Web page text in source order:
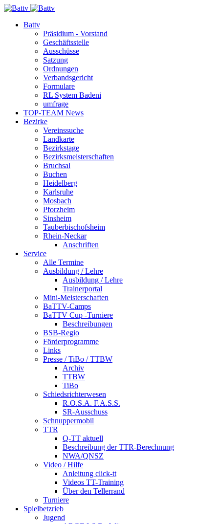
Battv
Präsidium - Vorstand
Geschäftsstelle
Ausschüsse
Satzung
Ordnungen
Verbandsgericht
Formulare
RL System Badeni
umfrage
TOP-TEAM News
Bezirke
Vereinssuche
Landkarte
Bezirkstage
Bezirksmeisterschaften
Bruchsal
Buchen
Heidelberg
Karlsruhe
Mosbach
Pforzheim
Sinsheim
Tauberbischofsheim
Rhein-Neckar
Anschriften
Service
Alle Termine
Ausbildung / Lehre
Ausbildung / Lehre
Trainerportal
Mini-Meisterschaften
BaTTV-Camps
BaTTV Cup -Turniere
Beschreibungen
BSB-Regio
Förderprogramme
Links
Presse / TiBo / TTBW
Archiv
TTBW
TiBo
Schiedsrichterwesen
R.O.S.A. F.A.S.S.
SR-Ausschuss
Schnuppermobil
TTR
Q-TT aktuell
Beschreibung der TTR-Berechnung
NWA/QNSZ
Video / Hilfe
Anleitung click-tt
Videos TT-Training
Über den Tellerrand
Turniere
Spielbetzrieb
Jugend